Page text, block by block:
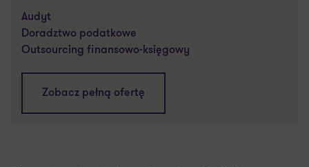
Audyt
Doradztwo podatkowe
Outsourcing finansowo-księgowy
Zobacz pełną ofertę